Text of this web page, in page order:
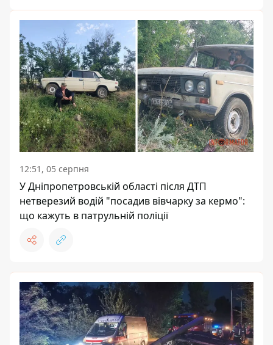
12:51, 05 серпня
У Дніпропетровській області після ДТП
нетверезий водій "посадив вівчарку за кермо":
що кажуть в патрульній поліції